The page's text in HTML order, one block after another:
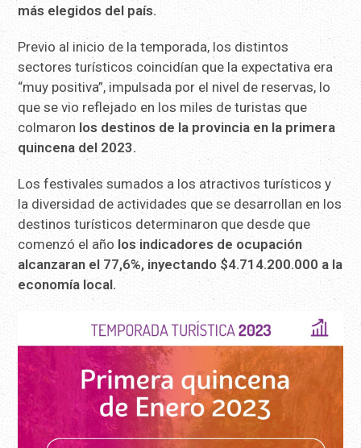
más elegidos del país.
Previo al inicio de la temporada, los distintos
sectores turísticos coincidían que la expectativa era
“muy positiva”, impulsada por el nivel de reservas, lo
que se vio reflejado en los miles de turistas que
colmaron los destinos de la provincia en la primera
quincena del 2023.
Los festivales sumados a los atractivos turísticos y
la diversidad de actividades que se desarrollan en los
destinos turísticos determinaron que desde que
comenzó el año los indicadores de ocupación
alcanzaran el 77,6%, inyectando $4.714.200.000 a la
economía local.